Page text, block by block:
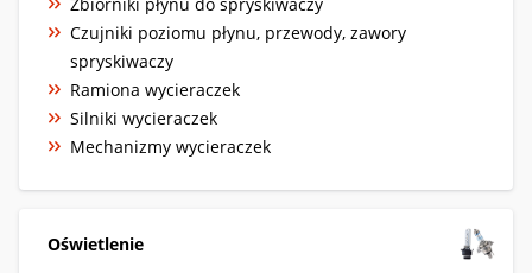
Czujniki poziomu płynu, przewody, zawory
spryskiwaczy
Ramiona wycieraczek
Silniki wycieraczek
Mechanizmy wycieraczek
Oświetlenie